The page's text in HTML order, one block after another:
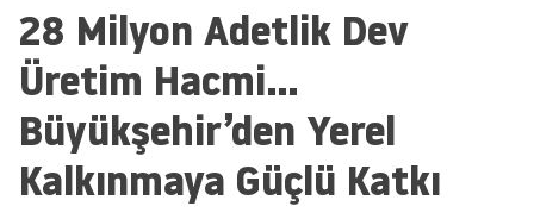
28 Milyon Adetlik Dev
Üretim Hacmi…
Büyükşehir’den Yerel
Kalkınmaya Güçlü Katkı